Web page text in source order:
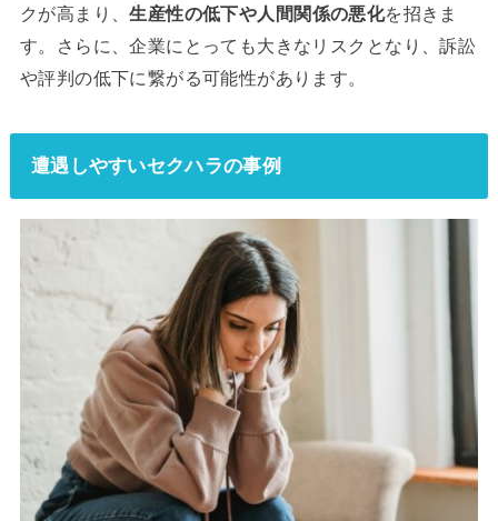
クが高まり、生産性の低下や人間関係の悪化を招きま
す。さらに、企業にとっても大きなリスクとなり、訴訟
や評判の低下に繋がる可能性があります。
遭遇しやすいセクハラの事例